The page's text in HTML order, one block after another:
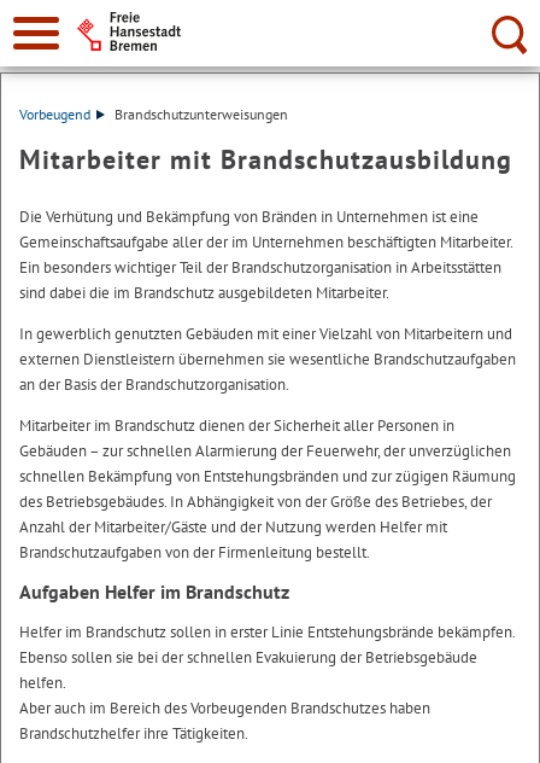
Suche:
Vorbeugend Brandschutzunterweisungen
Mitarbeiter mit Brandschutzausbildung
Die Verhütung und Bekämpfung von Bränden in Unternehmen ist eine
Gemeinschaftsaufgabe aller der im Unternehmen beschäftigten Mitarbeiter.
Ein besonders wichtiger Teil der Brandschutzorganisation in Arbeitsstätten
sind dabei die im Brandschutz ausgebildeten Mitarbeiter.
In gewerblich genutzten Gebäuden mit einer Vielzahl von Mitarbeitern und
externen Dienstleistern übernehmen sie wesentliche Brandschutzaufgaben
an der Basis der Brandschutzorganisation.
Mitarbeiter im Brandschutz dienen der Sicherheit aller Personen in
Gebäuden – zur schnellen Alarmierung der Feuerwehr, der unverzüglichen
schnellen Bekämpfung von Entstehungsbränden und zur zügigen Räumung
des Betriebsgebäudes. In Abhängigkeit von der Größe des Betriebes, der
Anzahl der Mitarbeiter/Gäste und der Nutzung werden Helfer mit
Brandschutzaufgaben von der Firmenleitung bestellt.
Aufgaben Helfer im Brandschutz
Helfer im Brandschutz sollen in erster Linie Entstehungsbrände bekämpfen.
Ebenso sollen sie bei der schnellen Evakuierung der Betriebsgebäude
helfen.
Aber auch im Bereich des Vorbeugenden Brandschutzes haben
Brandschutzhelfer ihre Tätigkeiten.